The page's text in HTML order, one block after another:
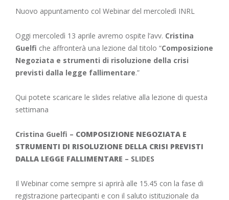
Nuovo appuntamento col Webinar del mercoledì INRL
Oggi mercoledì 13 aprile avremo ospite l’avv. Cristina
Guelfi che affronterà una lezione dal titolo “Composizione
Negoziata e strumenti di risoluzione della crisi
previsti dalla legge fallimentare.”
Qui potete scaricare le slides relative alla lezione di questa
settimana
Cristina Guelfi – COMPOSIZIONE NEGOZIATA E
STRUMENTI DI RISOLUZIONE DELLA CRISI PREVISTI
DALLA LEGGE FALLIMENTARE – SLIDES
Il Webinar come sempre si aprirà alle 15.45 con la fase di
registrazione partecipanti e con il saluto istituzionale da